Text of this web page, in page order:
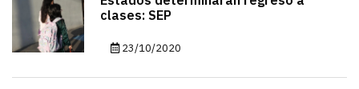
clases: SEP
23/10/2020